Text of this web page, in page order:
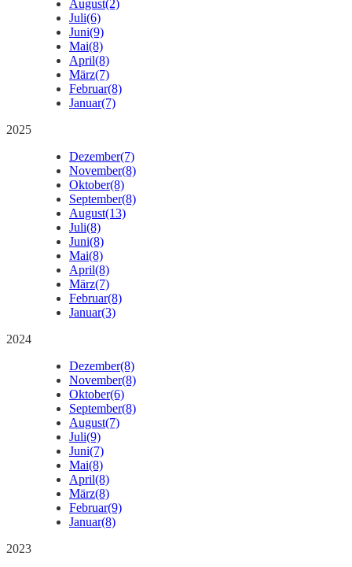
August(2)
Juli(6)
Juni(9)
Mai(8)
April(8)
März(7)
Februar(8)
Januar(7)
2025
Dezember(7)
November(8)
Oktober(8)
September(8)
August(13)
Juli(8)
Juni(8)
Mai(8)
April(8)
März(7)
Februar(8)
Januar(3)
2024
Dezember(8)
November(8)
Oktober(6)
September(8)
August(7)
Juli(9)
Juni(7)
Mai(8)
April(8)
März(8)
Februar(9)
Januar(8)
2023